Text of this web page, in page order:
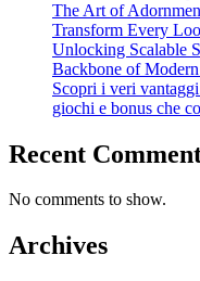
The Art of
Transform Every
Unlocking Scalable
Backbone of
Scopri i veri
giochi e bonus che
Recent
No comments to show.
Archives